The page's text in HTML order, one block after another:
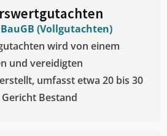
(Vollgutachten)
wird von einem
und vereidigten
umfasst etwa 20 bis 30
Bestand